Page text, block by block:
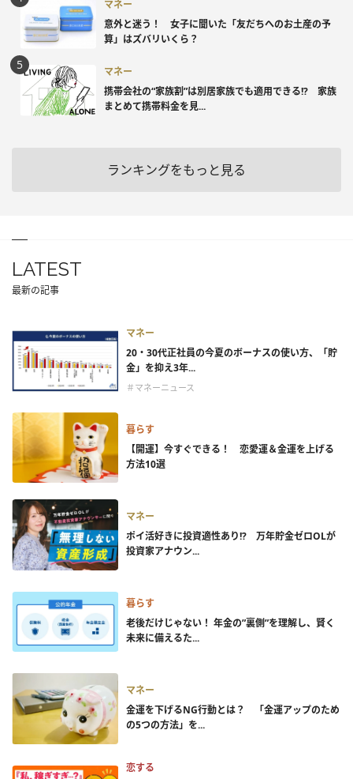
マネー
意外と迷う！ 女子に聞いた「友だちへのお土産の予
算」はズバリいくら？
マネー
携帯会社の“家族割”は別居家族でも適用できる!? 家族
まとめて携帯料金を見...
ランキングをもっと見る
LATEST
最新の記事
マネー
20・30代正社員の今夏のボーナスの使い方、「貯
金」を抑え3年...
＃マネーニュース
暮らす
【開運】今すぐできる！ 恋愛運＆金運を上げる
方法10選
マネー
ポイ活好きに投資適性あり!? 万年貯金ゼロOLが
投資家アナウン...
暮らす
老後だけじゃない！ 年金の”裏側”を理解し、賢く
未来に備えるた...
マネー
金運を下げるNG行動とは？ 「金運アップのため
の5つの方法」を...
恋する